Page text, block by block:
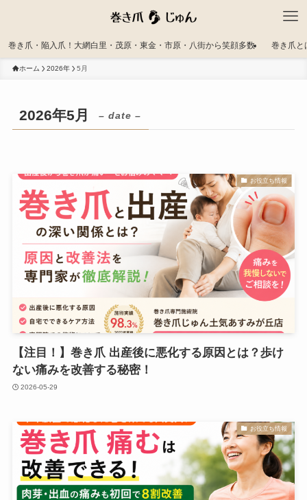
巻き爪・陥入爪！大網白里・茂原・東金・市原・八街から笑顔多数 巻き爪と
ホーム 2026年 5月
2026年5月 – date –
お役立ち情報
【注目！】巻き爪 出産後に悪化する原因とは？歩け
ない痛みを改善する秘密！
2026-05-29
お役立ち情報